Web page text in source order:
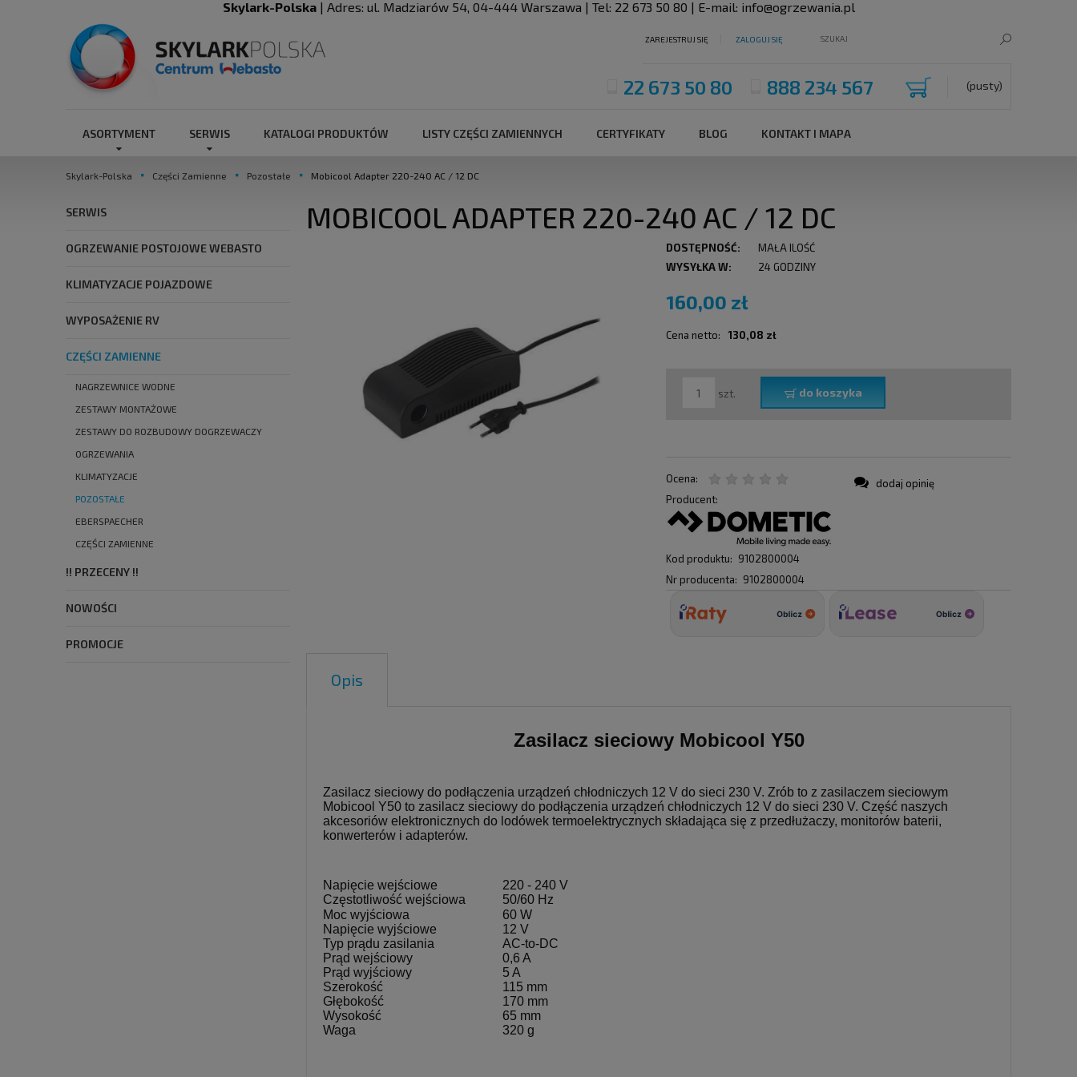
Skylark-Polska| Adres: ul. Madziarów 54, 04-444 Warszawa | Tel: 22 673 50 80 | E-mail: info@ogrzewania.pl
ZAREJESTRUJ SIĘ ZALOGUJ SIĘ
(pusty)
22 673 50 80 888 234 567
ASORTYMENT SERWIS KATALOGI PRODUKTÓW LISTY CZĘŚCI ZAMIENNYCH CERTYFIKATY BLOG KONTAKT I MAPA
Skylark-Polska Części Zamienne Pozostałe Mobicool Adapter 220-240 AC / 12 DC
SERWIS
OGRZEWANIE POSTOJOWE WEBASTO
KLIMATYZACJE POJAZDOWE
WYPOSAŻENIE RV
CZĘŚCI ZAMIENNE
NAGRZEWNICE WODNE
ZESTAWY MONTAŻOWE
ZESTAWY DO ROZBUDOWY DOGRZEWACZY
OGRZEWANIA
KLIMATYZACJE
POZOSTAŁE
EBERSPAECHER
CZĘŚCI ZAMIENNE
!! PRZECENY !!
NOWOŚCI
PROMOCJE
MOBICOOL ADAPTER 220-240 AC / 12 DC
DOSTĘPNOŚĆ:
MAŁA ILOŚĆ
WYSYŁKA W:
24 GODZINY
160,00 zł
Cena netto: 130,08 zł
szt. do koszyka
Ocena:
Producent:
Kod produktu: 9102800004
Nr producenta: 9102800004
dodaj opinię
Opis
Zasilacz sieciowy Mobicool Y50
Zasilacz sieciowy do podłączenia urządzeń chłodniczych 12 V do sieci 230 V. Zrób to z zasilaczem sieciowym
Mobicool Y50 to zasilacz sieciowy do podłączenia urządzeń chłodniczych 12 V do sieci 230 V. Część naszych
akcesoriów elektronicznych do lodówek termoelektrycznych składająca się z przedłużaczy, monitorów baterii,
konwerterów i adapterów.
Napięcie wejściowe
220 - 240 V
Częstotliwość wejściowa
50/60 Hz
Moc wyjściowa
60 W
Napięcie wyjściowe
12 V
Typ prądu zasilania
AC-to-DC
Prąd wejściowy
0,6 A
Prąd wyjściowy
5 A
Szerokość
115 mm
Głębokość
170 mm
Wysokość
65 mm
Waga
320 g